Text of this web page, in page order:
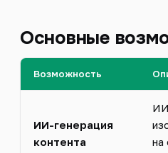
Основные
Возможность
ИИ-генерация
контента
ИИ
на